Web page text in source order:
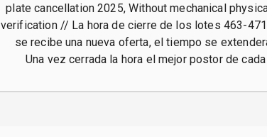
plate cancellation 2025, Without mechanical
verification // La hora de cierre de los lotes 463-
se recibe una nueva oferta, el tiempo se
Una vez cerrada la hora el mejor postor de